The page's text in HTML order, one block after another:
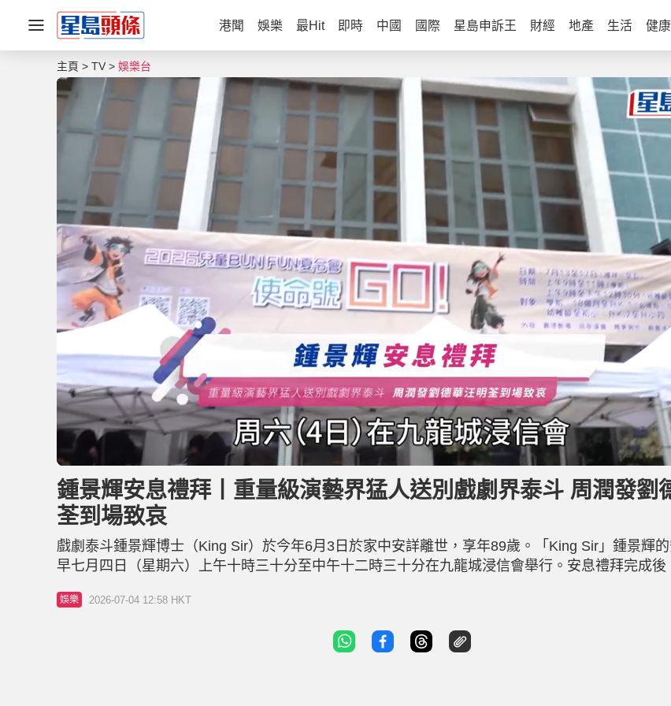
港聞 娛樂 最Hit 即時 中國 國際 星島申訴王 財經 地產 生活 健康
主頁 TV 娛樂台
n
u
t
e
L
o
d
e
d
4
%
鍾景輝安息禮拜丨重量級演藝界猛人送別戲劇界泰斗 周潤發劉
荃到場致哀
戲劇泰斗鍾景輝博士（King Sir）於今年6月3日於家中安詳離世，享年89歲。「King Sir」鍾景輝
早七月四日（星期六）上午十時三十分至中午十二時三十分在九龍城浸信會舉行。安息禮拜完成後
Sir」鍾景輝的靈柩運上靈車，女性親屬捧遺照登上靈車，靈柩奉移至鑽石山火葬場舉行火葬禮。
輝身穿一件紅色拼黑色的格仔恤衫，外面再套上一件深色的西裝外套，面帶微笑，表情祥和，
娛樂 2026-07-04 12:58 HKT